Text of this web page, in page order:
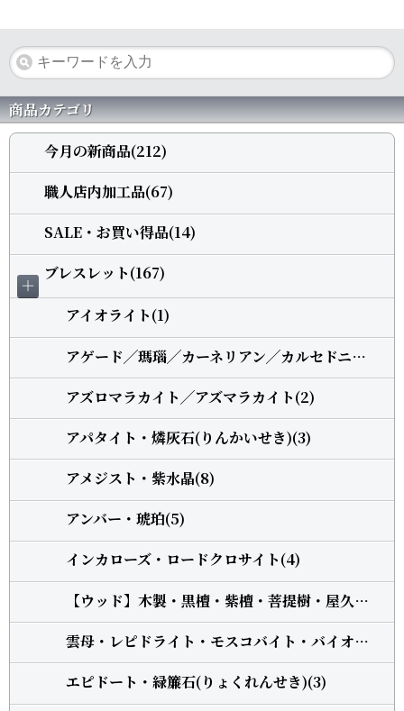
商品カテゴリ
今月の新商品(212)
職人店内加工品(67)
SALE・お買い得品(14)
＋
ブレスレット(167)
アイオライト(1)
アゲード╱瑪瑙╱カーネリアン╱カルセドニー(5)
アズロマラカイト╱アズマラカイト(2)
アパタイト・燐灰石(りんかいせき)(3)
アメジスト・紫水晶(8)
アンバー・琥珀(5)
インカローズ・ロードクロサイト(4)
【ウッド】木製・黒檀・紫檀・菩提樹・屋久杉・柘植(13)
雲母・レピドライト・モスコバイト・バイオタイト(3)
エピドート・緑簾石(りょくれんせき)(3)